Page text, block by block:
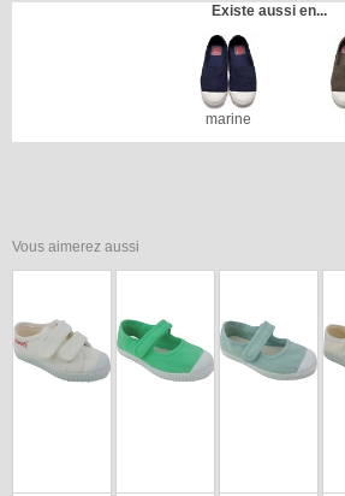
Existe aussi en...
marine
Vous aimerez aussi